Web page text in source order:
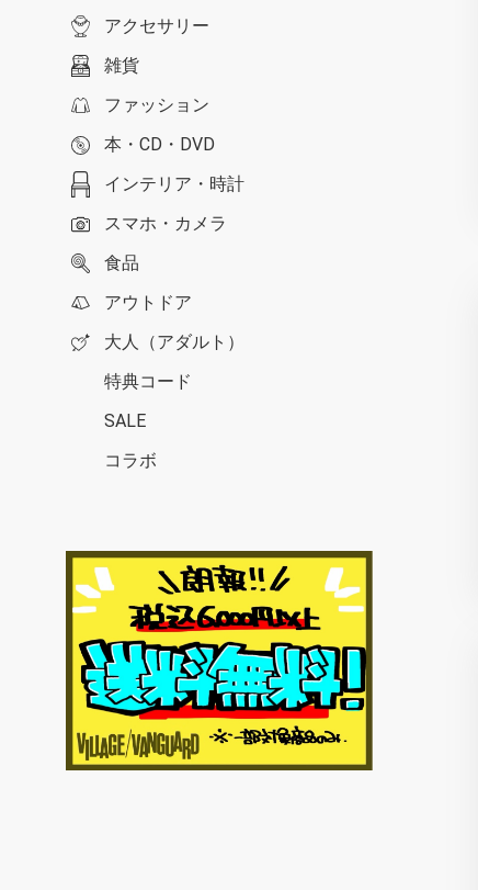
アクセサリー
雑貨
ファッション
本・CD・DVD
インテリア・時計
スマホ・カメラ
食品
アウトドア
大人（アダルト）
特典コード
SALE
コラボ